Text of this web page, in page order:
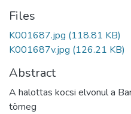
Files
K001687.jpg (118.81 KB)
K001687v.jpg (126.21 KB)
Abstract
A halottas kocsi elvonul a
tömeg